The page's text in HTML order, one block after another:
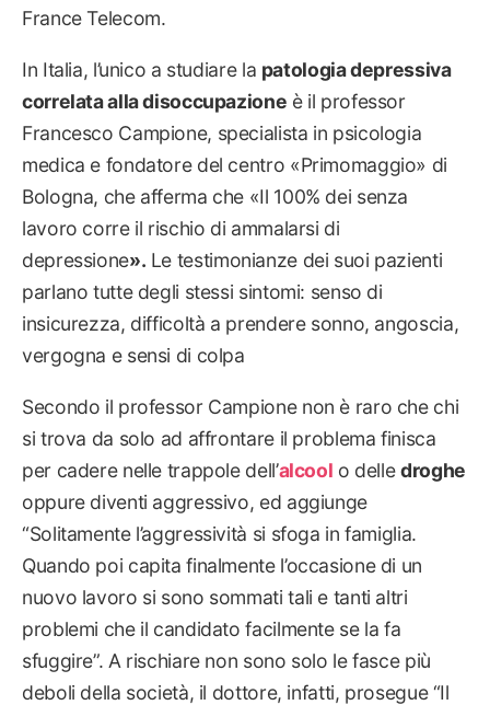
France Telecom.
In Italia, l’unico a studiare la patologia depressiva
correlata alla disoccupazione è il professor
Francesco Campione, specialista in psicologia
medica e fondatore del centro «Primomaggio» di
Bologna, che afferma che «Il 100% dei senza
lavoro corre il rischio di ammalarsi di
depressione». Le testimonianze dei suoi pazienti
parlano tutte degli stessi sintomi: senso di
insicurezza, difficoltà a prendere sonno, angoscia,
vergogna e sensi di colpa
Secondo il professor Campione non è raro che chi
si trova da solo ad affrontare il problema finisca
per cadere nelle trappole dell’alcool o delledroghe
oppure diventi aggressivo, ed aggiunge
“Solitamente l’aggressività si sfoga in famiglia.
Quando poi capita finalmente l’occasione di un
nuovo lavoro si sono sommati tali e tanti altri
problemi che il candidato facilmente se la fa
sfuggire”. A rischiare non sono solo le fasce più
deboli della società, il dottore, infatti, prosegue “Il